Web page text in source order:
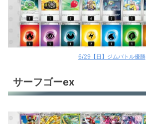
6/29【日】ジムバトル優勝
サーフゴーex